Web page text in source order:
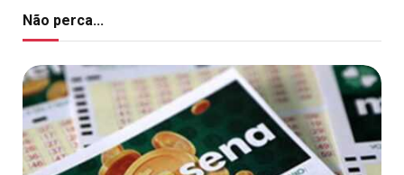
Não perca...